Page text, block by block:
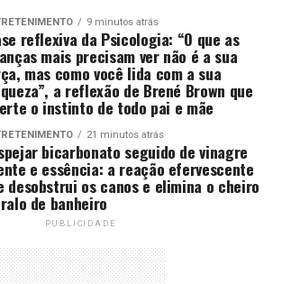
9 minutos atrás
reflexiva da Psicologia: “O que as
mais precisam ver não é a sua
mas como você lida com a sua
a reflexão de Brené Brown que
o instinto de todo pai e mãe
21 minutos atrás
bicarbonato seguido de vinagre
e essência: a reação efervescente
desobstrui os canos e elimina o cheiro
de banheiro
PUBLICIDADE